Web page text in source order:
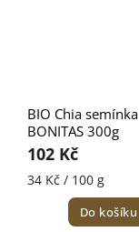
BIO Chia semínka
BONITAS 300g
102 Kč
34 Kč / 100 g
Do košíku